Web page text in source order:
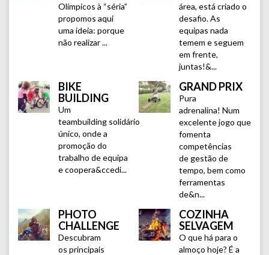
Olímpicos à “séria”
propomos aqui
uma ideia: porque
não realizar ...
área, está criado o
desafio. As
equipas nada
temem e seguem
em frente,
juntas!&...
BIKE
BUILDING
Um
teambuilding solidário
único, onde a
promoção do
trabalho de equipa
e coopera&ccedi...
GRAND PRIX
Pura
adrenalina! Num
excelente jogo que
fomenta
competências
de gestão de
tempo, bem como
ferramentas
de&n...
PHOTO
CHALLENGE
Descubram
os principais
COZINHA
SELVAGEM
O que há para o
almoço hoje? É a